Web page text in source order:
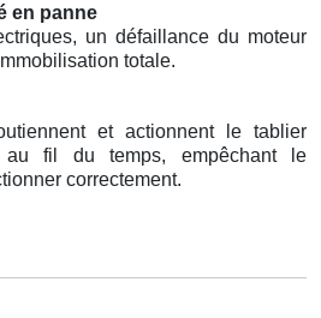
en panne
un défaillance du moteur
totale.
et actionnent le tablier
fil du temps, empêchant le
correctement.